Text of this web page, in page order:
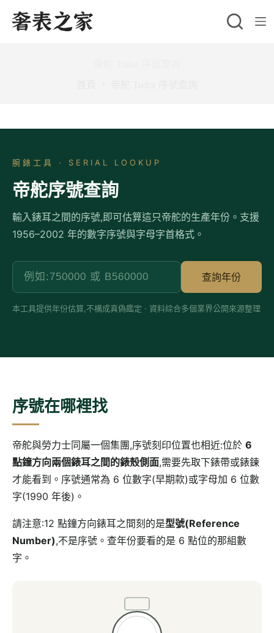
跳
至
腕錶工具 · SERIAL LOOKUP
帝舵序號查詢
輸入錶耳之間的序號,即可估算這只帝舵的生產年份。支援
1956–2002 年的數字序號與字母字首格式。
查詢年份
本工具提供年份估算,不構成真偽鑑定 · 資料綜合多個業界公開來源整理
序號在哪裡找
帝舵與勞力士同屬一個集團,序號刻印位置也相近:位於 6
點鐘方向兩個錶耳之間的錶殼側面,需要先取下錶帶或錶鍊
才能看到。序號通常為 6 位數字(早期款)或字母加 6 位數
字(1990 年後)。
請注意:12 點鐘方向錶耳之間刻的是型號(Reference
Number),不是序號。查年份要看的是 6 點位的那組數
字。